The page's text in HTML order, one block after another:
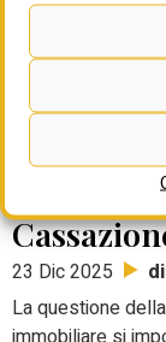
IL LABIRINTO
rinuncia
e la
23 Dic 2025
La questione